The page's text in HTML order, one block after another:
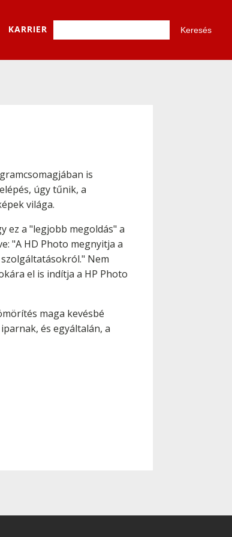
KARRIER
is
úgy tűnik, a
világa.
ez a "legjobb megoldás" a
"A HD Photo megnyitja a
Nem
el is indítja a HP Photo
maga kevésbé
és egyáltalán, a